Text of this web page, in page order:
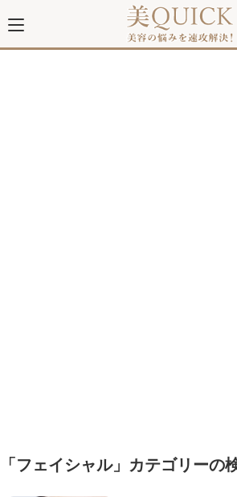
「フェイシャル」カテゴリーの